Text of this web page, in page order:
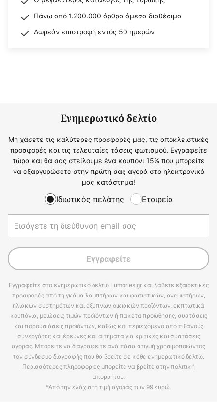
Πάνω από 1.200.000 άρθρα άμεσα διαθέσιμα
Δωρεάν επιστροφή εντός 50 ημερών
Ενημερωτικό δελτίο
Μη χάσετε τις καλύτερες προσφορές μας, τις αποκλειστικές
προσφορές και τις τελευταίες τάσεις φωτισμού. Εγγραφείτε
τώρα και θα σας στείλουμε ένα κουπόνι 15% που μπορείτε
να εξαργυρώσετε στην πρώτη σας αγορά στο ηλεκτρονικό
μας κατάστημα!
Ιδιωτικός πελάτης Εταιρεία
Εγγραφείτε
Εγγραφείτε στο ενημερωτικό δελτίο Lumories.gr και λάβετε εξαιρετικές
προσφορές από τη γκάμα λαμπτήρων και φωτιστικών, ανεμιστήρων,
ηλιακών συστημάτων και έξυπνων οικιακών προϊόντων, εκπτωτικά
κουπόνια, μειώσεις τιμών προϊόντων ή πακέτα προώθησης, συστάσεις
και παρουσιάσεις προϊόντων, καθώς και περιεχόμενο από πιθανούς
συνεργάτες και έρευνες και αιτήματα για κριτικές και συστάσεις
αγοράς. Μπορείτε να διαγραφείτε ανά πάσα στιγμή χρησιμοποιώντας
τον σύνδεσμο διαγραφής που θα βρείτε σε κάθε ενημερωτικό δελτίο.
Περισσότερες πληροφορίες μπορείτε να βρείτε στην πολιτική
απορρήτου.
*Από την ελάχιστη τιμή αγοράς των 99 ευρώ.